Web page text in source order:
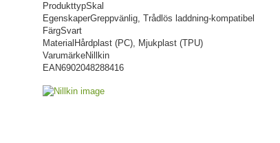
ProdukttypSkal
EgenskaperGreppvänlig, Trådlös laddning-kompatibel
FärgSvart
Material Hårdplast (PC), Mjukplast (TPU)
VarumärkeNillkin
EAN6902048288416